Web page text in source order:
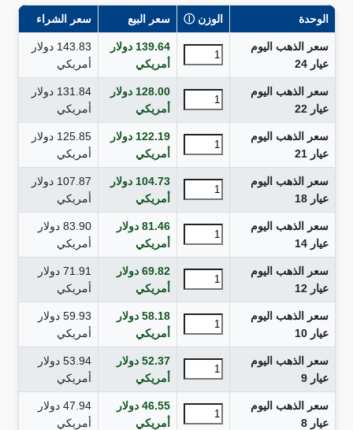
الوحدة الوزنⒾ سعر البيع سعر الشراء
سعر الذهب اليوم
عيار 24
139.64 دولار
أمريكي
143.83 دولار
أمريكي
سعر الذهب اليوم
عيار 22
128.00 دولار
أمريكي
131.84 دولار
أمريكي
سعر الذهب اليوم
عيار 21
122.19 دولار
أمريكي
125.85 دولار
أمريكي
سعر الذهب اليوم
عيار 18
104.73 دولار
أمريكي
107.87 دولار
أمريكي
سعر الذهب اليوم
عيار 14
81.46 دولار
أمريكي
83.90 دولار
أمريكي
سعر الذهب اليوم
عيار 12
69.82 دولار
أمريكي
71.91 دولار
أمريكي
سعر الذهب اليوم
عيار 10
58.18 دولار
أمريكي
59.93 دولار
أمريكي
سعر الذهب اليوم
عيار 9
52.37 دولار
أمريكي
53.94 دولار
أمريكي
سعر الذهب اليوم
عيار 8
46.55 دولار
أمريكي
47.94 دولار
أمريكي